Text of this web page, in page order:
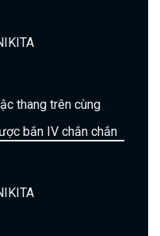
thang trên cùng
bắn IV chắn chắn